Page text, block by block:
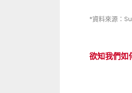
*資料來源：
欲知我們如